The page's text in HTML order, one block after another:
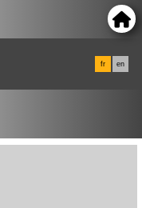
fr en